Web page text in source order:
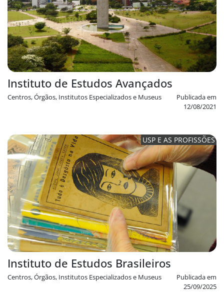
Instituto de Estudos Avançados
Publicada em
12/08/2021
Centros, Órgãos, Institutos Especializados e Museus
USP E AS PROFISSÕES
Instituto de Estudos Brasileiros
Publicada em
25/09/2025
Centros, Órgãos, Institutos Especializados e Museus